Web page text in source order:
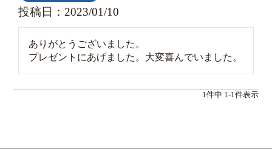
投稿日 2023/01/10
ありがとうございました。
プレゼントにあげました。大変喜んでいました。
1件中 1-1件表示